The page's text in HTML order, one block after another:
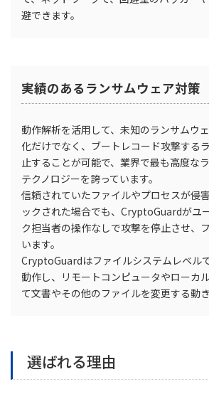
避できます。
実績のあるランサムウェア対策
動作解析を活用して、未知のランサムウ
化だけでなく、ブートレコード攻撃する
止することが可能で、業界で最も高度な
テクノロジーを誇っています。
信頼されていたファイルやプロセスが侵
ックされた場合でも、CryptoGuardがユ
ク担当者の操作なしで攻撃を停止させ、
います。
CryptoGuardはファイルシステムレベル
動作し、リモートコンピュータやローカ
て文書やその他のファイルを変更する動
選ばれる理由